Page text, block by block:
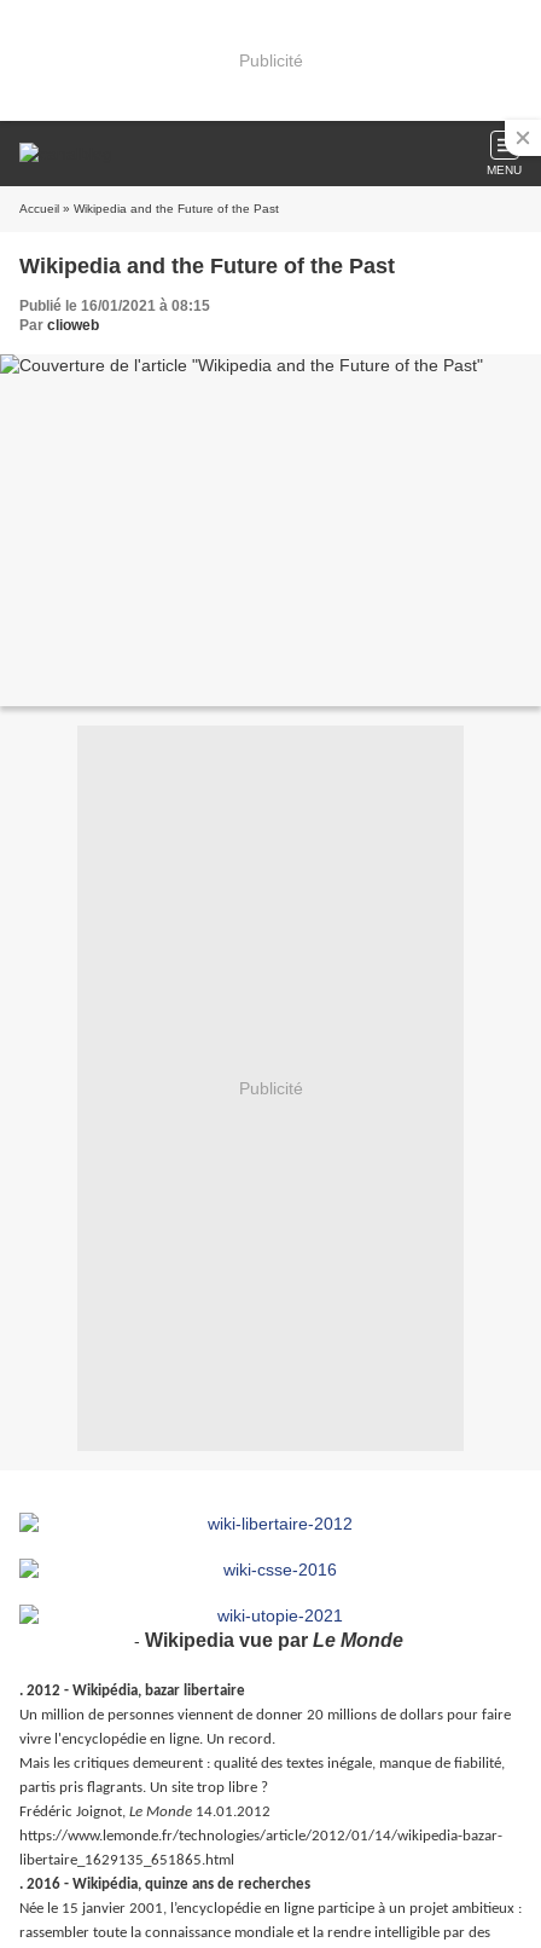
Publicité
MENU
Accueil » Wikipedia and the Future of the Past
Wikipedia and the Future of the Past
Publié le 16/01/2021 à 08:15
Par clioweb
Publicité
- Wikipedia vue par Le Monde
. 2012 - Wikipédia, bazar libertaire
Un million de personnes viennent de donner 20 millions de dollars pour faire
vivre l'encyclopédie en ligne. Un record.
Mais les critiques demeurent : qualité des textes inégale, manque de fiabilité,
partis pris flagrants. Un site trop libre ?
Frédéric Joignot, Le Monde 14.01.2012
https://www.lemonde.fr/technologies/article/2012/01/14/wikipedia-bazar-
libertaire_1629135_651865.html
. 2016 - Wikipédia, quinze ans de recherches
Née le 15 janvier 2001, l’encyclopédie en ligne participe à un projet ambitieux :
rassembler toute la connaissance mondiale et la rendre intelligible par des